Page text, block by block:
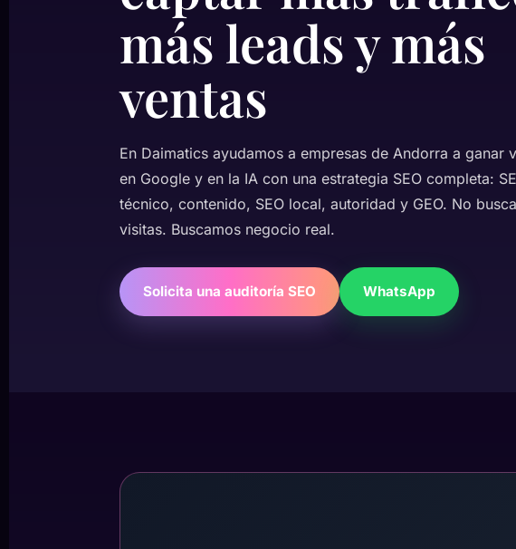
más leads y más
ventas
En Daimatics ayudamos a empresas de Andorra a ganar
en Google y en la IA con una estrategia SEO completa:
técnico, contenido, SEO local, autoridad y GEO. No
visitas. Buscamos negocio real.
Solicita una auditoría SEO WhatsApp